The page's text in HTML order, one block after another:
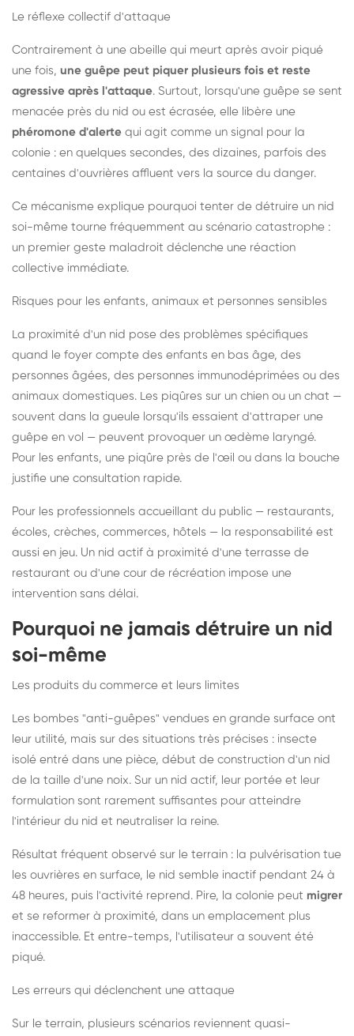
Le réflexe collectif d'attaque
Contrairement à une abeille qui meurt après avoir piqué
une fois, une guêpe peut piquer plusieurs fois et reste
agressive après l'attaque. Surtout, lorsqu'une guêpe se sent
menacée près du nid ou est écrasée, elle libère une
phéromone d'alerte qui agit comme un signal pour la
colonie : en quelques secondes, des dizaines, parfois des
centaines d'ouvrières affluent vers la source du danger.
Ce mécanisme explique pourquoi tenter de détruire un nid
soi-même tourne fréquemment au scénario catastrophe :
un premier geste maladroit déclenche une réaction
collective immédiate.
Risques pour les enfants, animaux et personnes sensibles
La proximité d'un nid pose des problèmes spécifiques
quand le foyer compte des enfants en bas âge, des
personnes âgées, des personnes immunodéprimées ou des
animaux domestiques. Les piqûres sur un chien ou un chat —
souvent dans la gueule lorsqu'ils essaient d'attraper une
guêpe en vol — peuvent provoquer un œdème laryngé.
Pour les enfants, une piqûre près de l'œil ou dans la bouche
justifie une consultation rapide.
Pour les professionnels accueillant du public — restaurants,
écoles, crèches, commerces, hôtels — la responsabilité est
aussi en jeu. Un nid actif à proximité d'une terrasse de
restaurant ou d'une cour de récréation impose une
intervention sans délai.
Pourquoi ne jamais détruire un nid
soi-même
Les produits du commerce et leurs limites
Les bombes "anti-guêpes" vendues en grande surface ont
leur utilité, mais sur des situations très précises : insecte
isolé entré dans une pièce, début de construction d'un nid
de la taille d'une noix. Sur un nid actif, leur portée et leur
formulation sont rarement suffisantes pour atteindre
l'intérieur du nid et neutraliser la reine.
Résultat fréquent observé sur le terrain : la pulvérisation tue
les ouvrières en surface, le nid semble inactif pendant 24 à
48 heures, puis l'activité reprend. Pire, la colonie peut migrer
et se reformer à proximité, dans un emplacement plus
inaccessible. Et entre-temps, l'utilisateur a souvent été
piqué.
Les erreurs qui déclenchent une attaque
Sur le terrain, plusieurs scénarios reviennent quasi-